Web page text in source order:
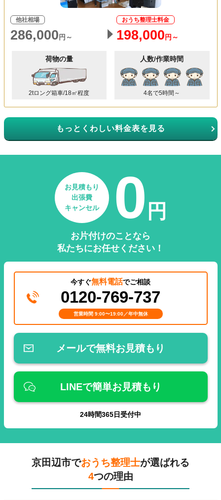
他社相場
286,000 円～
おうち整理士料金
198,000 円～
荷物の量
2tロング箱車/18㎥程度
人数/作業時間
4名で5時間～
もっとくわしい料金表を見る
お見積もり
出張費
キャンセル
0 円
お片付けのことなら
私たちにお任せください！
今すぐ無料電話でご相談
0120-769-737
営業時間 9:00〜19:00／年中無休
メールで無料お見積もり
LINEで簡単お見積もり
24時間365日受付中
京田辺市でおうち整理士が選ばれる
4つの理由